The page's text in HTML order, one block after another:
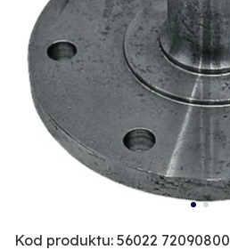
Kod produktu: 56022 72090800